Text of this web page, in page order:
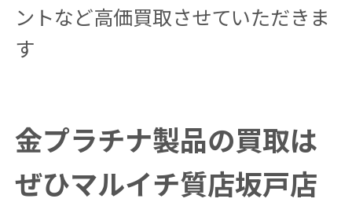
ントなど高価買取させていただきま
す
金プラチナ製品の買取は
ぜひマルイチ質店坂戸店